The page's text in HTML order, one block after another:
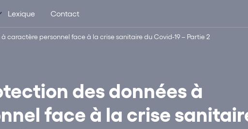
Lexique Contact
caractère personnel face à la crise sanitaire du Covid-19 – Partie 2
des données à
face à la crise